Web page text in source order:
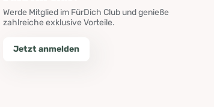
Werde Mitglied im FürDich Club und genieße
zahlreiche exklusive Vorteile.
Jetzt anmelden